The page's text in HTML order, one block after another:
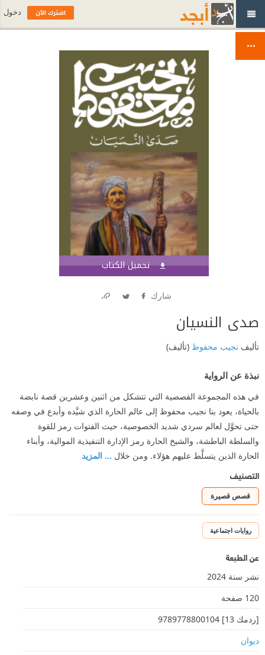
تحميل الكتاب
شارك
صدى النسيان
تأليف نجيب محفوظ (تأليف)
نبذة عن الرواية
في هذه المجموعة القصصية التي تتشكل من اثنين وعشرين قصة نابضة
بالحياة، يعود بنا نجيب محفوظ إلى عالم الحارة الذي شيَّده وأبدع في وصفه
حتى تحوَّل لعالم سردي شديد الخصوصية، حيث الفتوات رمز للقوة
والسلطة الباطشة، والشيخ الحارة رمز الإدارة التنفيذية الموالية، وأبناء
الحارة الذين يتسلَّط عليهم هؤلاء. ومن خلال ... المزيد
التصنيف
قصص قصيرة
روايات اجتماعية
عن الطبعة
نشر سنة 2024
120 صفحة
[ردمك 13] 9789778800104
ديوان
اشترك الآن دخول